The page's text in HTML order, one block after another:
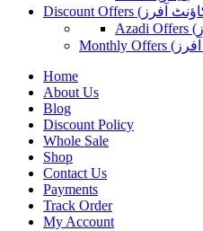
Home
About Us
Blog
Discount Policy
Whole Sale
Shop
Contact Us
Payments
Track Order
My Account